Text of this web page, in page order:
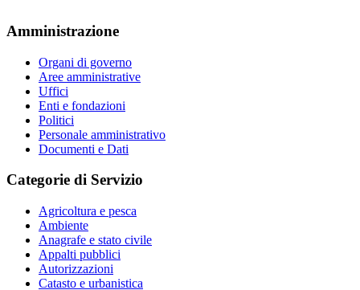
Amministrazione
Organi di governo
Aree amministrative
Uffici
Enti e fondazioni
Politici
Personale amministrativo
Documenti e Dati
Categorie di Servizio
Agricoltura e pesca
Ambiente
Anagrafe e stato civile
Appalti pubblici
Autorizzazioni
Catasto e urbanistica